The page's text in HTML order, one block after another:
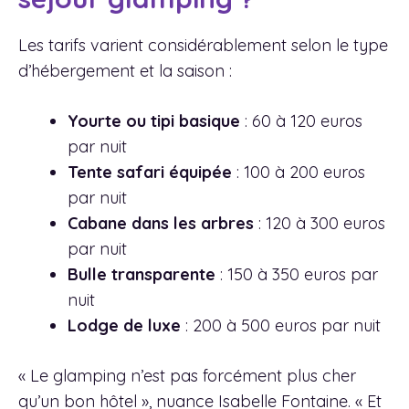
Les tarifs varient considérablement selon le type
d’hébergement et la saison :
Yourte ou tipi basique : 60 à 120 euros
par nuit
Tente safari équipée : 100 à 200 euros
par nuit
Cabane dans les arbres : 120 à 300 euros
par nuit
Bulle transparente : 150 à 350 euros par
nuit
Lodge de luxe : 200 à 500 euros par nuit
« Le glamping n’est pas forcément plus cher
qu’un bon hôtel », nuance Isabelle Fontaine. « Et